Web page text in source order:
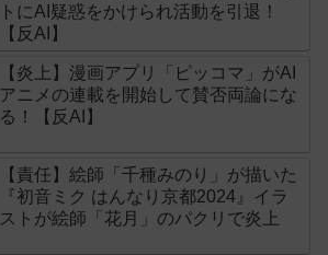
トにAI疑惑をかけられ活動を引退！
【反AI】
【炎上】漫画アプリ「ピッコマ」がAI
アニメの連載を開始して賛否両論にな
る！【反AI】
【責任】絵師「千種みのり」が描いた
『初音ミク はんなり京都2024』イラ
ストが絵師「花月」のパクリで炎上